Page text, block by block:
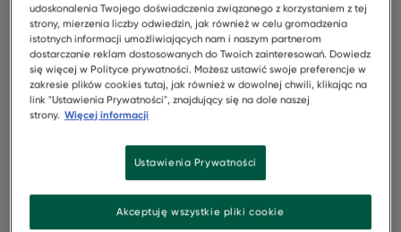
zabrać do pracy lub na uczelnię?
Co nowego u nas
Mini wrapy z Filecikami Roślinnymi
Pierwsza propozycja to mini wrapy, w których
wykorzystasz naszeFileciki Roślinne
ich wykonanie zajmie Ci zaledwie kilkanaście minut.
Przygotuj dwie tortille, opakowanie Filecików Roślinnych,
kilka liści sałaty, kilka pomidorków koktajlowych, średniej
wielkości ogórka i łyżkę oliwy z oliwek. Fileciki Roślinne
podsmaż na łyżce oliwy według instrukcji na
udoskonalenia Twojego doświadczenia związanego z korzystaniem z tej
strony, mierzenia liczby odwiedzin, jak również w celu gromadzenia
istotnych informacji umożliwiających nam i naszym partnerom
dostarczanie reklam dostosowanych do Twoich zainteresowań. Dowiedz
się więcej w Polityce prywatności. Możesz ustawić swoje preferencje w
zakresie plików cookies tutaj, jak również w dowolnej chwili, klikając na
link "Ustawienia Prywatności", znajdujący się na dole naszej
strony. Więcej informacji
Ustawienia Prywatności
Akceptuję wszystkie pliki cookie